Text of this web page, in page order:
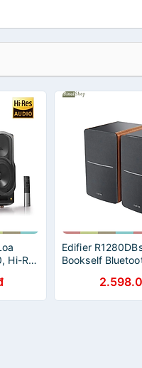
Hi-Res
Edifier
Bookself
In/Coaxial/
Công Suất 42W,